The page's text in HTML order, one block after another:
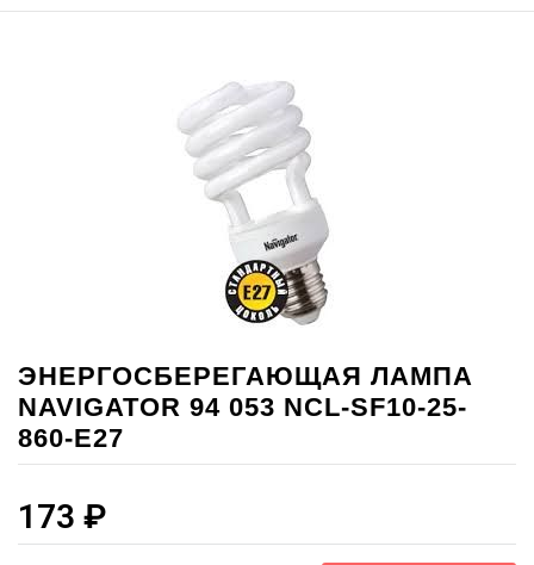
ЭНЕРГОСБЕРЕГАЮЩАЯ ЛАМПА
NAVIGATOR 94 053 NCL-SF10-25-
860-E27
173 ₽